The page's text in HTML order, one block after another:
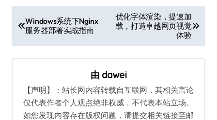
章
导
航
Windows系统下Nginx
服务器部署实战指南
优化字体渲染，提速加
载，打造卓越网页视觉
体验
由 dawei
【声明】：站长网内容转载自互联网，其相关言论
仅代表作者个人观点绝非权威，不代表本站立场。
如您发现内容存在版权问题，请提交相关链接至邮